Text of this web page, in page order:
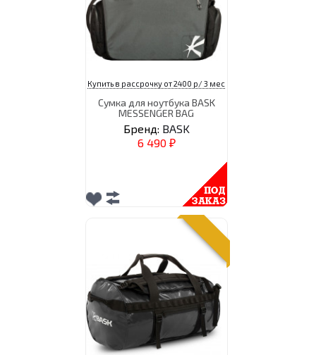
Купить в рассрочку от 2400 р/ 3 мес
Сумка для ноутбука BASK
MESSENGER BAG
Бренд: BASK
6 490 ₽